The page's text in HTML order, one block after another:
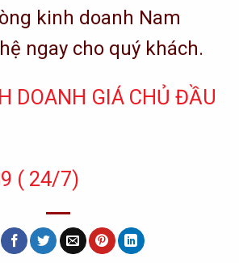
kinh doanh Nam
ngay cho quý khách.
DOANH GIÁ CHỦ ĐẦU
( 24/7)